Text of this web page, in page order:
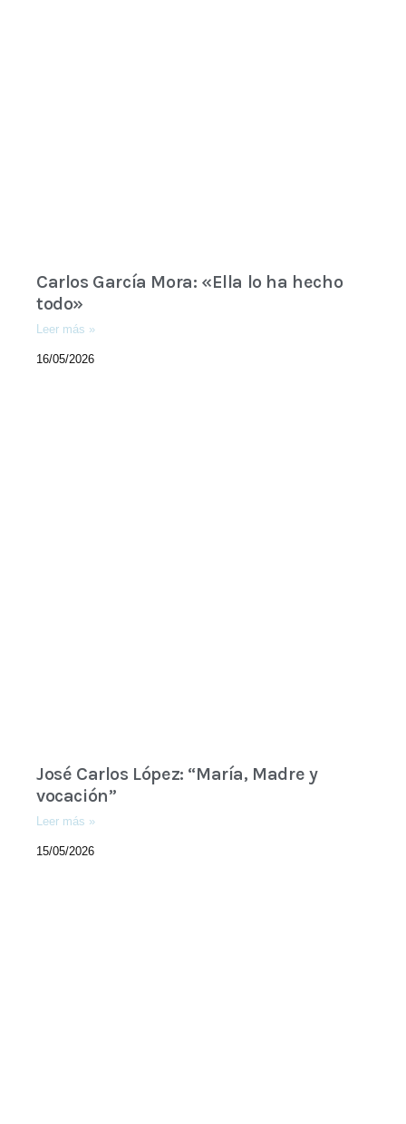
Carlos García Mora: «Ella lo ha hecho
todo»
Leer más »
16/05/2026
José Carlos López: “María, Madre y
vocación”
Leer más »
15/05/2026